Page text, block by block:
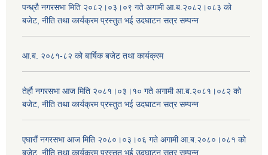
पन्ध्रौ नगरसभा मिति २०८२।०३।०९ गते अगामी आ.ब.२०८२।०८३ को
बजेट, नीति तथा कार्यक्रम प्रस्तुत भई उदघाटन सत्र सम्पन्न
आ.ब. २०८१-८२ को बार्षिक बजेट तथा कार्यक्रम
तेर्हौ नगरसभा आज मिति २०८१।०३।१० गते अगामी आ.ब.२०८१।०८२ को
बजेट, नीति तथा कार्यक्रम प्रस्तुत भई उदघाटन सत्र सम्पन्न
एघारौं नगरसभा आज मिति २०८०।०३।०६ गते अगामी आ.ब.२०८०।०८१ को
बजेट, नीति तथा कार्यक्रम प्रस्तुत भई उदघाटन सत्र सम्पन्न